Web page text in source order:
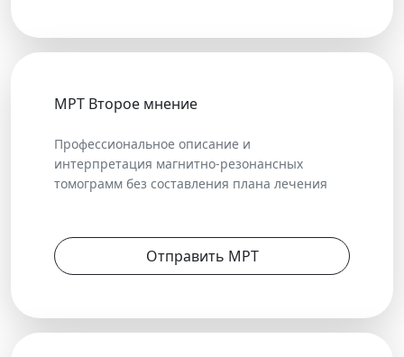
МРТ Второе мнение
Профессиональное описание и
интерпретация магнитно-резонансных
томограмм без составления плана лечения
Отправить МРТ